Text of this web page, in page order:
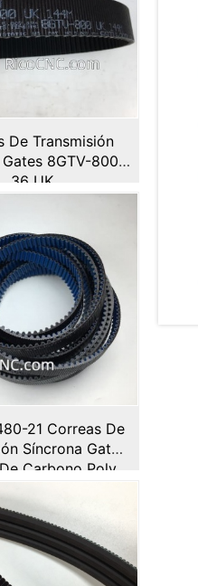
De Transmisión
8GTV-800-
36 UK
21 Correas De
Síncrona Gates
Carbono Poly
Chain GT